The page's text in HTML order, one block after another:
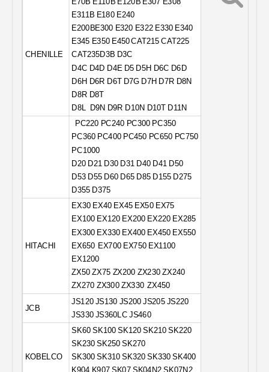
CHENILLE
E311B E180 E240
E200BE300 E320 E322 E330 E340
E345 E350 E450CAT215 CAT225
CAT235 D3B D3C
D4C D4D D4E D5 D5H D6C D6D
D6H D6R D6T D7G D7H D7R D8N
D8R D8T
D8L
D9N D9R D10N D10T D11N
PC220 PC240 PC300 PC350
PC360 PC400 PC450 PC650 PC750
PC1000
D20 D21 D30 D31 D40 D41 D50
D53 D55 D60 D65 D85 D155 D275
D355 D375
HITACHI
EX30 EX40 EX45 EX50 EX75
EX100 EX120 EX200 EX220 EX285
EX300 EX330 EX400 EX450 EX550
EX650 EX700 EX750 EX1100
EX1200
ZX50 ZX75 ZX200 ZX230 ZX240
ZX270 ZX300 ZX330 ZX450
JCB
JS120 JS130 JS200 JS205 JS220
JS330 JS360LC JS460
KOBELCO
SK60 SK100 SK120 SK210 SK220
SK230 SK250 SK270
SK300 SK310 SK320 SK330 SK400
K904 K907 SK07 SK04N2 SK07N2